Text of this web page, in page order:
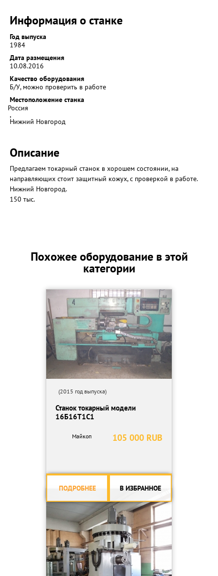
Информация о станке
Год выпуска
1984
Дата размещения
10.08.2016
Качество оборудования
Б/У, можно проверить в работе
Местоположение станка
Россия
,
Нижний Новгород
Описание
Предлагаем токарный станок в хорошем состоянии, на
направляющих стоит защитный кожух, с проверкой в работе.
Нижний Новгород.
150 тыс.
Похожее оборудование в этой
категории
(2015 год выпуска)
Станок токарный модели
16Б16Т1С1
105 000 RUB
Майкоп
ПОДРОБНЕЕ В ИЗБРАННОЕ